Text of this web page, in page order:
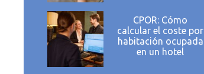
CPOR: Cómo
calcular el coste por
habitación ocupada
en un hotel